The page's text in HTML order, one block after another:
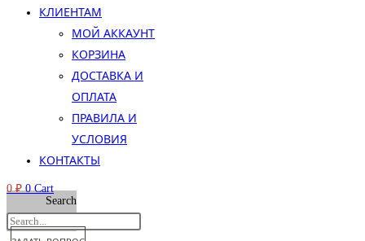
КЛИЕНТАМ
МОЙ АККАУНТ
КОРЗИНА
ДОСТАВКА И
ОПЛАТА
ПРАВИЛА И
УСЛОВИЯ
КОНТАКТЫ
0₽ 0 Cart
Search